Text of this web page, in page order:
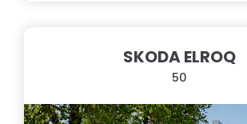
SKODA ELROQ
50